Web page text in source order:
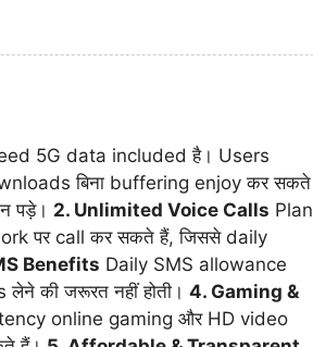
5G data included है। Users
बिना buffering enjoy कर सकते
पड़े। 2. Unlimited Voice Calls Plan
पर call कर सकते हैं, जिससे daily
Benefits Daily SMS allowance
की जरूरत नहीं होती। 4. Gaming &
online gaming और HD video